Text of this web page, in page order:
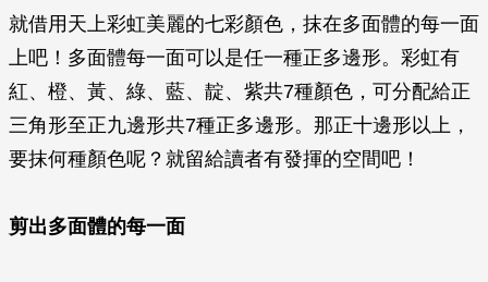
就借用天上彩虹美麗的七彩顏色，抹在多面體的每一面
上吧！多面體每一面可以是任一種正多邊形。彩虹有
紅、橙、黃、綠、藍、靛、紫共7種顏色，可分配給正
三角形至正九邊形共7種正多邊形。那正十邊形以上，
要抹何種顏色呢？就留給讀者有發揮的空間吧！
剪出多面體的每一面